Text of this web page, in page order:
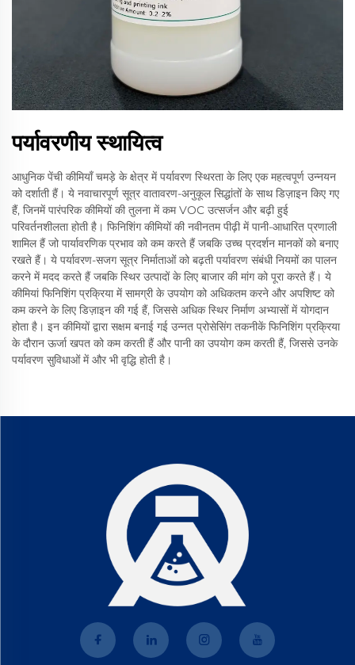
पर्यावरणीय स्थायित्व
आधुनिक पेंची कीमियाँ चमड़े के क्षेत्र में पर्यावरण स्थिरता के लिए एक महत्वपूर्ण उन्नयन
को दर्शाती हैं। ये नवाचारपूर्ण सूत्र वातावरण-अनुकूल सिद्धांतों के साथ डिज़ाइन किए गए
हैं, जिनमें पारंपरिक कीमियों की तुलना में कम VOC उत्सर्जन और बढ़ी हुई
परिवर्तनशीलता होती है। फिनिशिंग कीमियों की नवीनतम पीढ़ी में पानी-आधारित प्रणाली
शामिल हैं जो पार्यावरणिक प्रभाव को कम करते हैं जबकि उच्च प्रदर्शन मानकों को बनाए
रखते हैं। ये पर्यावरण-सजग सूत्र निर्माताओं को बढ़ती पर्यावरण संबंधी नियमों का पालन
करने में मदद करते हैं जबकि स्थिर उत्पादों के लिए बाजार की मांग को पूरा करते हैं। ये
कीमियां फिनिशिंग प्रक्रिया में सामग्री के उपयोग को अधिकतम करने और अपशिष्ट को
कम करने के लिए डिज़ाइन की गई हैं, जिससे अधिक स्थिर निर्माण अभ्यासों में योगदान
होता है। इन कीमियों द्वारा सक्षम बनाई गई उन्नत प्रोसेसिंग तकनीकें फिनिशिंग प्रक्रिया
के दौरान ऊर्जा खपत को कम करती हैं और पानी का उपयोग कम करती हैं, जिससे उनके
पर्यावरण सुविधाओं में और भी वृद्धि होती है।